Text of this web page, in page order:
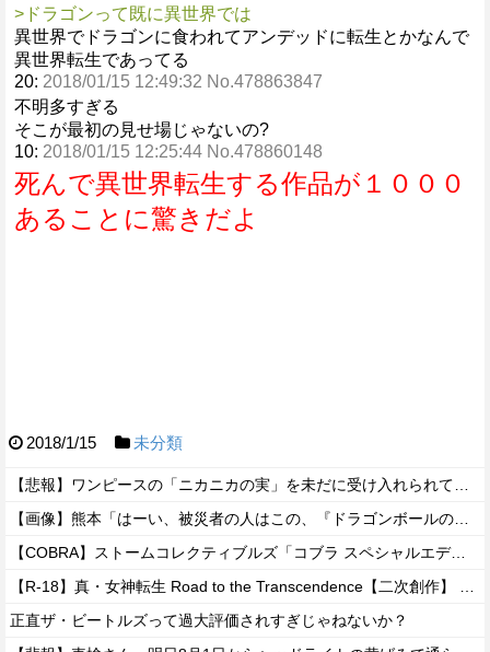
>ドラゴンって既に異世界では
異世界でドラゴンに食われてアンデッドに転生とかなんで
異世界転生であってる
20: 2018/01/15 12:49:32 No.478863847
不明多すぎる
そこが最初の見せ場じゃないの?
10: 2018/01/15 12:25:44 No.478860148
死んで異世界転生する作品が１０００
あることに驚きだよ
2018/1/15 未分類
【COBRA】ストームコレクティブルズ「コブラ スペシャルエディション」アクションフィギュア【予約開始】
正直ザ・ビートルズって過大評価されすぎじゃねないか？